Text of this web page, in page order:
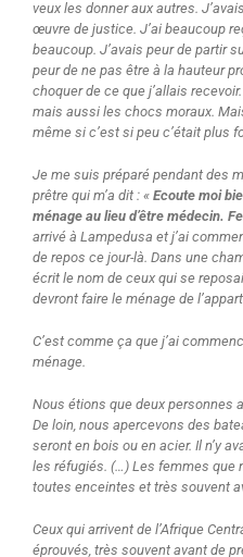
veux les donner aux autres.
œuvre de justice. J’ai beaucoup
beaucoup. J’avais peur de partir
peur de ne pas être à la hauteur
choquer de ce que j’allais
mais aussi les chocs moraux.
même si c’est si peu c’était plus
Je me suis préparé pendant des
prêtre qui m’a dit : « Ecoute moi
ménage au lieu d’être médecin.
arrivé à Lampedusa et j’ai
de repos ce jour-là. Dans une
écrit le nom de ceux qui se
devront faire le ménage de
C’est comme ça que j’ai
ménage.
Nous étions que deux personnes
De loin, nous apercevons des
seront en bois ou en acier. Il n’y
les réfugiés. (…) Les femmes que
toutes enceintes et très souvent
Ceux qui arrivent de l’Afrique
éprouvés, très souvent avant de